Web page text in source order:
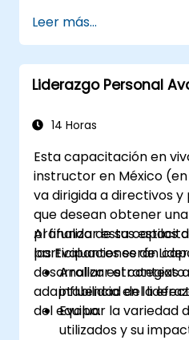
de la Propuesta de
(EVP)
Publicar Anuncios
o Múltiples
Leer más...
Liderazgo Personal
14 Horas
Esta capacitación en
instructor en México
va dirigida a directivos
que desean obtener
profunda de sus estilos
las Evaluaciones de
desarrollar estrategias
adaptabilidad del
del equipo.
Al finalizar esta
participantes serán
Analizar el contexto
influencia en la
Evaluar la variedad
utilizados y su